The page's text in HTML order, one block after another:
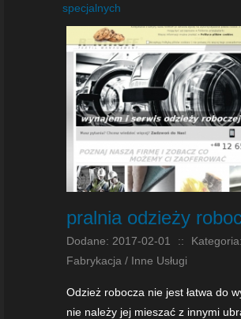
specjalnych
pralnia odzieży
Dodane: 2017-02-01 ::
Kategoria:
Fabrykacja / Inne Usługi
Odzież robocza nie jest łatwa do
nie należy jej mieszać z innymi